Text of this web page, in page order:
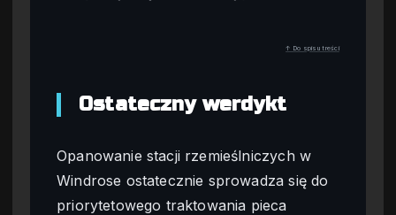
↑ Do spisu treści
Ostateczny werdykt
Opanowanie stacji rzemieślniczych w
Windrose ostatecznie sprowadza się do
priorytetowego traktowania pieca